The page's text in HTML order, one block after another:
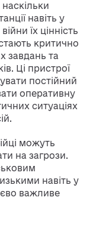
навіть у
їх цінність
критично
завдань та
Ці пристрої
постійний
оперативну
ситуаціях
можуть
на загрози.
навіть у
важливе